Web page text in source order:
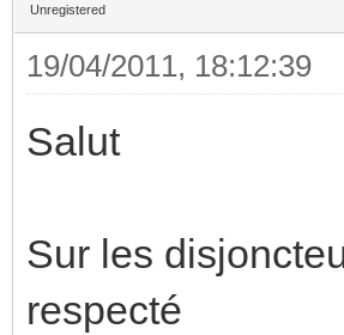
Unregistered
19/04/2011, 18:12:39
Salut
Sur les
respecté